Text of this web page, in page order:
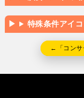
特殊条件アイ
←「コンサ